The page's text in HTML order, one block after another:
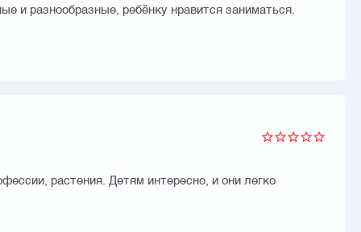
и разнообразные, ребёнку нравится заниматься.
растения. Детям интересно, и они легко